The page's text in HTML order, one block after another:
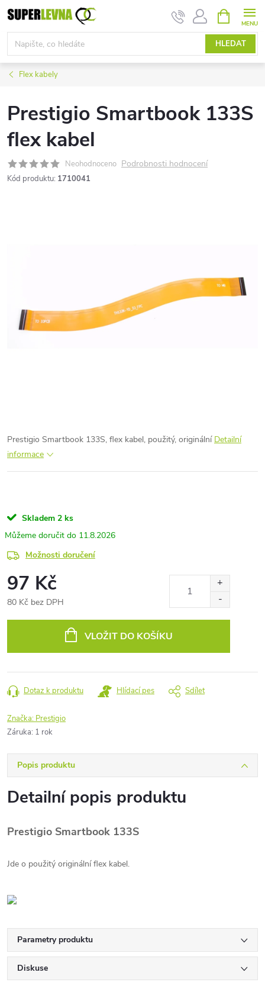
Přejít
na
obsah
HLEDAT
NÁKUPNÍ
KOŠÍK
Flex kabely
Prestigio Smartbook 133S
flex kabel
Neohodnoceno Podrobnosti hodnocení
Kód produktu: 1710041
Prestigio Smartbook 133S, flex kabel, použitý, originální Detailní
informace
Skladem 2 ks
11.8.2026
Možnosti doručení
97 Kč
80 Kč bez DPH
VLOŽIT DO KOŠÍKU
Dotaz k produktu Hlídací pes Sdílet
Značka: Prestigio
Záruka: 1 rok
Popis produktu
Detailní popis produktu
Prestigio Smartbook 133S
Jde o použitý originální flex kabel.
Parametry produktu
Diskuse